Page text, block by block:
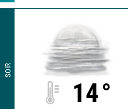
SOIR
14°